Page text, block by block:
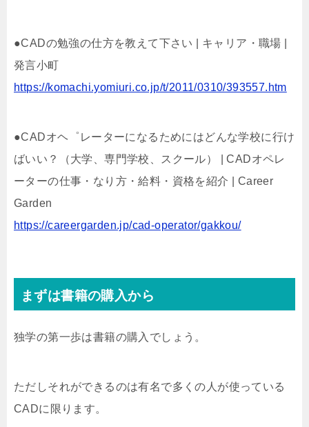
●CADの勉強の仕方を教えて下さい | キャリア・職場 |
発言小町
https://komachi.yomiuri.co.jp/t/2011/0310/393557.htm
●CADオヘ゜レーターになるためにはどんな学校に行け
ばいい？（大学、専門学校、スクール） | CADオペレ
ーターの仕事・なり方・給料・資格を紹介 | Career
Garden
https://careergarden.jp/cad-operator/gakkou/
まずは書籍の購入から
独学の第一歩は書籍の購入でしょう。
ただしそれができるのは有名で多くの人が使っている
CADに限ります。